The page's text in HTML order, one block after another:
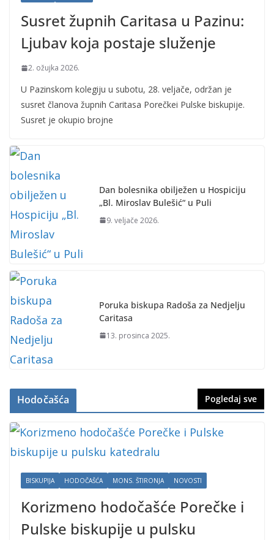
Susret župnih Caritasa u Pazinu:
Ljubav koja postaje služenje
2. ožujka 2026.
U Pazinskom kolegiju u subotu, 28. veljače, održan je
susret članova župnih Caritasa Porečkei Pulske biskupije.
Susret je okupio brojne
Dan bolesnika obilježen u Hospiciju
„Bl. Miroslav Bulešić“ u Puli
9. veljače 2026.
Poruka biskupa Radoša za Nedjelju
Caritasa
13. prosinca 2025.
Hodočašća Pogledaj sve
BISKUPIJA HODOČAŠĆA MONS. ŠTIRONJA NOVOSTI
Korizmeno hodočašće Porečke i
Pulske biskupije u pulsku